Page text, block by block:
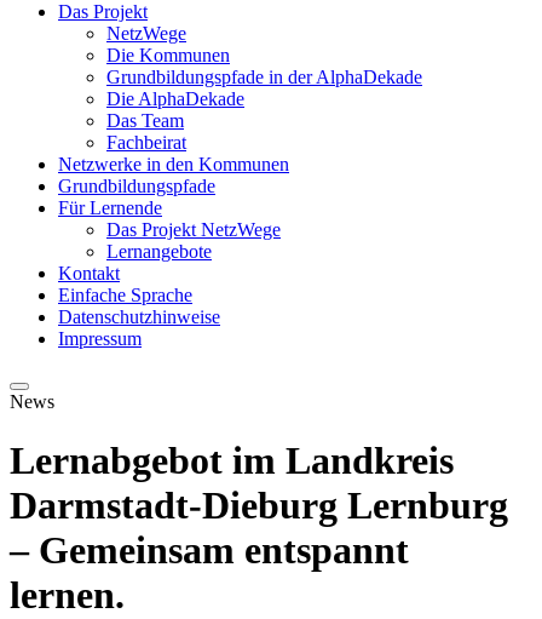
Das Projekt
NetzWege
Die Kommunen
Grundbildungspfade in der AlphaDekade
Die AlphaDekade
Das Team
Fachbeirat
Netzwerke in den Kommunen
Grundbildungspfade
Für Lernende
Das Projekt NetzWege
Lernangebote
Kontakt
Einfache Sprache
Datenschutzhinweise
Impressum
News
Lernabgebot im Landkreis
Darmstadt-Dieburg Lernburg
– Gemeinsam entspannt
lernen.